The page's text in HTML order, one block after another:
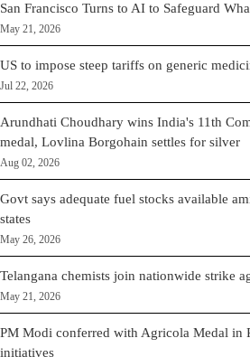
San Francisco Turns to AI to Safeguard
May 21, 2026
US to impose steep tariffs on generic
Jul 22, 2026
Arundhati Choudhary wins India's 11th
medal, Lovlina Borgohain settles for silver
Aug 02, 2026
Govt says adequate fuel stocks available
states
May 26, 2026
Telangana chemists join nationwide strike
May 21, 2026
PM Modi conferred with Agricola Medal in
initiatives